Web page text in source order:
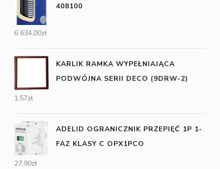
408100
6 634,00zł
KARLIK RAMKA WYPEŁNIAJĄCA
PODWÓJNA SERII DECO (9DRW-2)
1,57zł
ADELID OGRANICZNIK PRZEPIĘĆ 1P 1-
FAZ KLASY C OPX1PCO
27,90zł